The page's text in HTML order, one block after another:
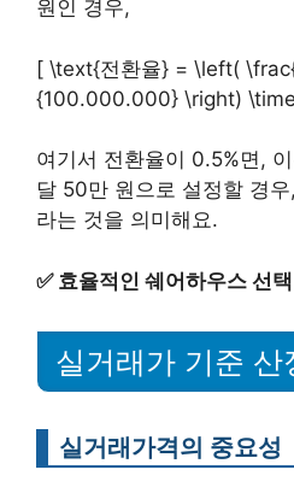
원인 경우,
[ \text{전환율} = \left(
{100.000.000} \right)
여기서 전환율이 0.5%면,
달 50만 원으로 설정할 경
라는 것을 의미해요.
✅ 효율적인 쉐어하우스 선
실거래가 기준 산
실거래가격의 중요성